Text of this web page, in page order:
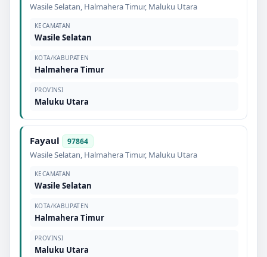
Wasile Selatan, Halmahera Timur, Maluku Utara
KECAMATAN
Wasile Selatan
KOTA/KABUPATEN
Halmahera Timur
PROVINSI
Maluku Utara
Fayaul 97864
Wasile Selatan, Halmahera Timur, Maluku Utara
KECAMATAN
Wasile Selatan
KOTA/KABUPATEN
Halmahera Timur
PROVINSI
Maluku Utara